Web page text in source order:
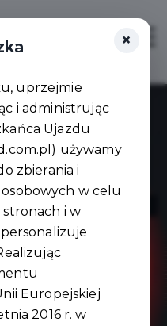
×
uprzejmie
i administrując
Ujazdu
używamy
zbierania i
w celu
i w
Europejskiej
2016 r. w